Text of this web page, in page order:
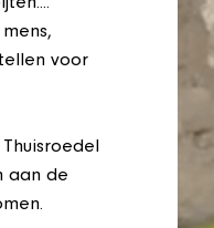
voor
aan de